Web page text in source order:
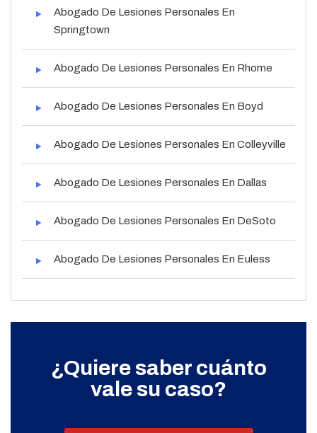
Abogado De Lesiones Personales En
Springtown
Abogado De Lesiones Personales En Rhome
Abogado De Lesiones Personales En Boyd
Abogado De Lesiones Personales En Colleyville
Abogado De Lesiones Personales En Dallas
Abogado De Lesiones Personales En DeSoto
Abogado De Lesiones Personales En Euless
¿Quiere saber cuánto
vale su caso?